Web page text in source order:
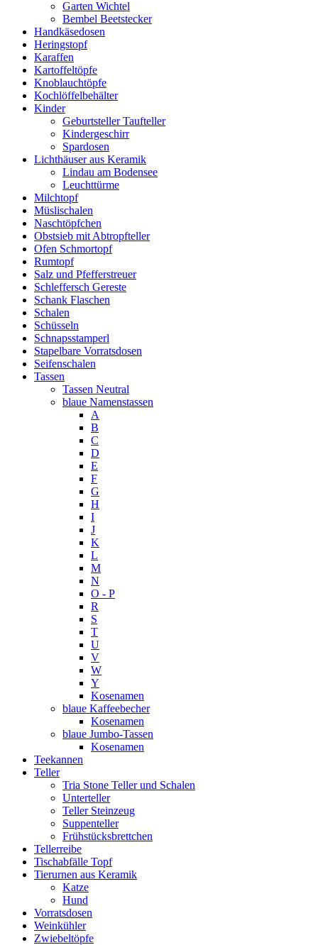
Garten Wichtel
Bembel Beetstecker
Handkäsedosen
Heringstopf
Karaffen
Kartoffeltöpfe
Knoblauchtöpfe
Kochlöffelbehälter
Kinder
Geburtsteller Taufteller
Kindergeschirr
Spardosen
Lichthäuser aus Keramik
Lindau am Bodensee
Leuchttürme
Milchtopf
Müslischalen
Naschtöpfchen
Obstsieb mit Abtropfteller
Ofen Schmortopf
Rumtopf
Salz und Pfefferstreuer
Schleffersch Gereste
Schank Flaschen
Schalen
Schüsseln
Schnapsstamperl
Stapelbare Vorratsdosen
Seifenschalen
Tassen
Tassen Neutral
blaue Namenstassen
A
B
C
D
E
F
G
H
I
J
K
L
M
N
O - P
R
S
T
U
V
W
Y
Kosenamen
blaue Kaffeebecher
Kosenamen
blaue Jumbo-Tassen
Kosenamen
Teekannen
Teller
Tria Stone Teller und Schalen
Unterteller
Teller Steinzeug
Suppenteller
Frühstücksbrettchen
Tellerreibe
Tischabfälle Topf
Tierurnen aus Keramik
Katze
Hund
Vorratsdosen
Weinkühler
Zwiebeltöpfe